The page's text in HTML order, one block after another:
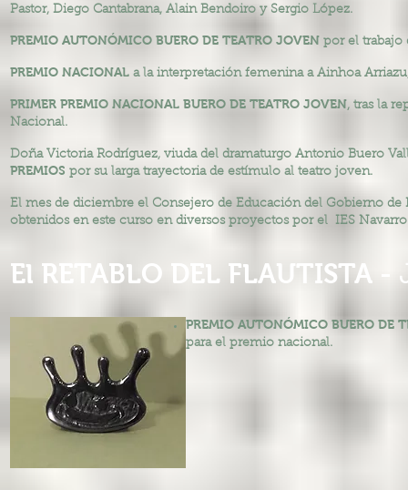
Pastor, Diego Cantabrana, Alain Bendoiro y Sergio López.
PREMIO AUTONÓMICO BUERO DE TEATRO JOVEN por el trabajo
PREMIO NACIONAL a la interpretación femenina a Ainhoa
PRIMER PREMIO NACIONAL BUERO DE TEATRO JOVEN, tras la
Nacional.
Doña Victoria Rodríguez, viuda del dramaturgo Antonio Buero
PREMIOS por su larga trayectoria de estímulo al teatro joven.
El mes de diciembre el Consejero de Educación del Gobierno
obtenidos en este curso en diversos proyectos por el IES
El RETABLO DEL FLAUTISTA -
PREMIO AUTONÓMICO BUERO DE
para el premio nacional.